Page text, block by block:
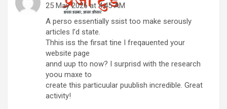
25 May 2026 at 4:45 AM
A perso essentially ssist too make serously
articles I’d state.
Thhis iss the firsat tine I freqauented your
website page
annd uup tto now? I surprisd with the research
yoou maxe to
create this particuular puublish incredible. Great
activity!